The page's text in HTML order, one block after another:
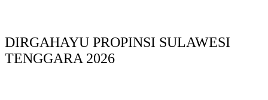
DIRGAHAYU PROPINSI SULAWESI
TENGGARA 2026